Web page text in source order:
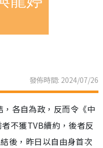
發佈時間: 2024/07/26
各自為政，反而令《中
不獲TVB續約，後者反
後，昨日以自由身首次